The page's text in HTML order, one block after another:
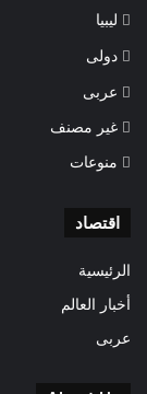
ليبيا
دولى
عربى
غير مصنف
منوعات
اقتصاد
الرئيسية
أخبار العالم
عربى